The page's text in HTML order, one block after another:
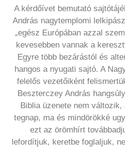
A kérdőívet bemutató
András nagytemplomi
„egész Európában azzal
kevesebben vannak a
Egyre több bezárástól és
hangos a nyugati sajtó. A
felelős vezetőiként
Beszterczey András
Biblia üzenete nem
tegnap, ma és mindörökké
ezt az örömhírt
lefordítjuk, keretbe foglaljuk,